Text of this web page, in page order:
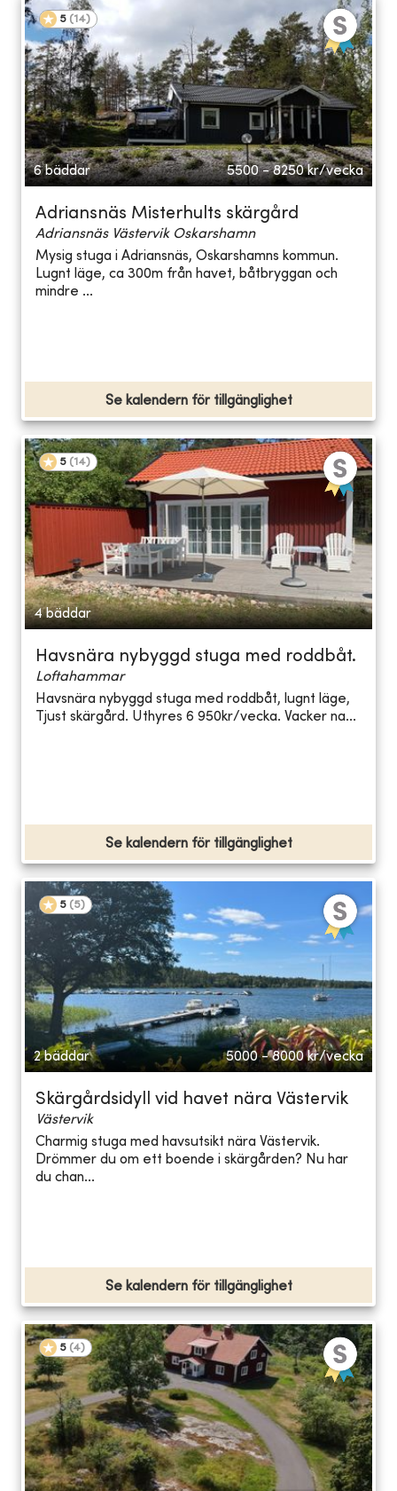
5 (14)
6 bäddar 5500 - 8250 kr/vecka
Adriansnäs Misterhults skärgård
Adriansnäs Västervik Oskarshamn
Mysig stuga i Adriansnäs, Oskarshamns kommun.
Lugnt läge, ca 300m från havet, båtbryggan och
mindre ...
Se kalendern för tillgänglighet
5 (14)
4 bäddar
Havsnära nybyggd stuga med roddbåt.
Loftahammar
Havsnära nybyggd stuga med roddbåt, lugnt läge,
Tjust skärgård. Uthyres 6 950kr/vecka. Vacker na...
Se kalendern för tillgänglighet
5 (5)
2 bäddar 5000 - 8000 kr/vecka
Skärgårdsidyll vid havet nära Västervik
Västervik
Charmig stuga med havsutsikt nära Västervik.
Drömmer du om ett boende i skärgården? Nu har
du chan...
Se kalendern för tillgänglighet
5 (4)